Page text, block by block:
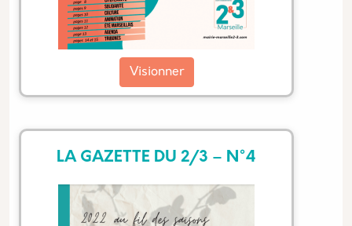
Visionner
LA GAZETTE DU 2/3 – N°4